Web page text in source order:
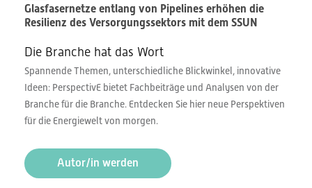
Glasfasernetze entlang von Pipelines erhöhen die
Resilienz des Versorgungssektors mit dem SSUN
Die Branche hat das Wort
Spannende Themen, unterschiedliche Blickwinkel, innovative
Ideen: PerspectivE bietet Fachbeiträge und Analysen von der
Branche für die Branche. Entdecken Sie hier neue Perspektiven
für die Energiewelt von morgen.
Autor/in werden